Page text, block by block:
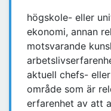
högskole- eller
ekonomi, annan
motsvarande
aktuell chefs-
område som är
erfarenhet av att